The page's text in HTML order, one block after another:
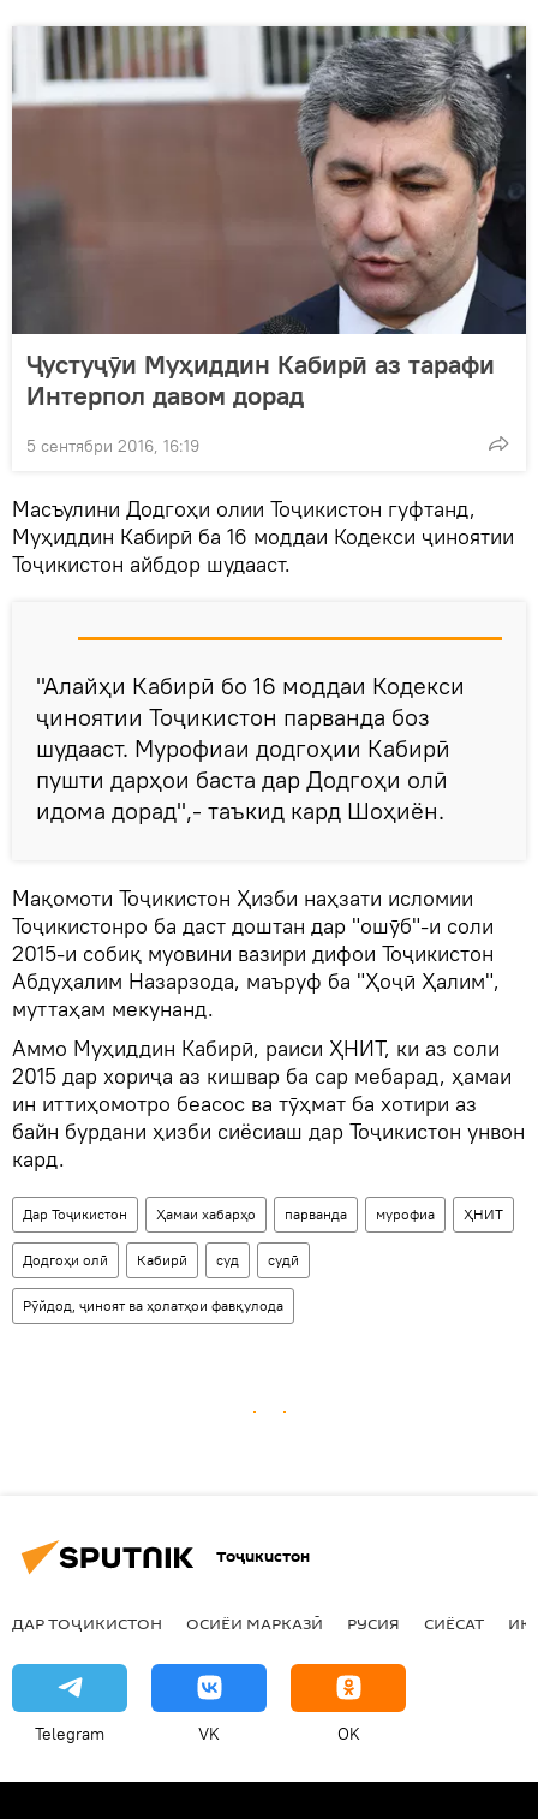
Ҷустуҷӯи Муҳиддин Кабирӣ аз тарафи
Интерпол давом дорад
5 сентябри 2016, 16:19
Масъулини Додгоҳи олии Тоҷикистон гуфтанд,
Муҳиддин Кабирӣ ба 16 моддаи Кодекси ҷиноятии
Тоҷикистон айбдор шудааст.
"Алайҳи Кабирӣ бо 16 моддаи Кодекси
ҷиноятии Тоҷикистон парванда боз
шудааст. Мурофиаи додгоҳии Кабирӣ
пушти дарҳои баста дар Додгоҳи олӣ
идома дорад",- таъкид кард Шоҳиён.
Мақомоти Тоҷикистон Ҳизби наҳзати исломии
Тоҷикистонро ба даст доштан дар "ошӯб"-и соли
2015-и собиқ муовини вазири дифои Тоҷикистон
Абдуҳалим Назарзода, маъруф ба "Ҳоҷӣ Ҳалим",
муттаҳам мекунанд.
Аммо Муҳиддин Кабирӣ, раиси ҲНИТ, ки аз соли
2015 дар хориҷа аз кишвар ба сар мебарад, ҳамаи
ин иттиҳомотро беасос ва тӯҳмат ба хотири аз
байн бурдани ҳизби сиёсиаш дар Тоҷикистон унвон
кард.
Дар Тоҷикистон Ҳамаи хабарҳо парванда мурофиа ҲНИТ
Додгоҳи олӣ Кабирӣ суд судӣ
Рӯйдод, ҷиноят ва ҳолатҳои фавқулода
Тоҷикистон
ДАР ТОҶИКИСТОН ОСИЁИ МАРКАЗӢ РУСИЯ СИЁСАТ
Telegram VK OK